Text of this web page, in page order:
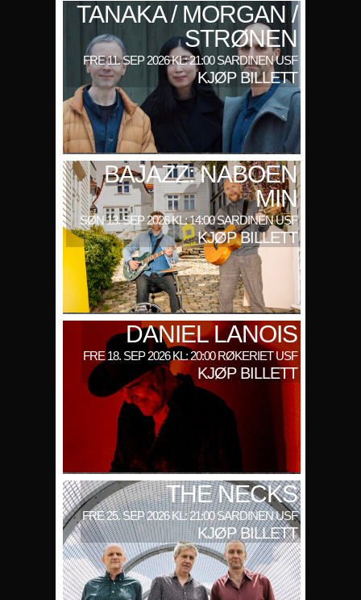
TANAKA / MORGAN /
STRØNEN
FRE 11. SEP 2026 KL: 21:00 SARDINEN USF
KJØP BILLETT
BAJAZZ: NABOEN
MIN
SØN 13. SEP 2026 KL: 14:00 SARDINEN USF
KJØP BILLETT
DANIEL LANOIS
FRE 18. SEP 2026 KL: 20:00 RØKERIET USF
KJØP BILLETT
THE NECKS
FRE 25. SEP 2026 KL: 21:00 SARDINEN USF
KJØP BILLETT